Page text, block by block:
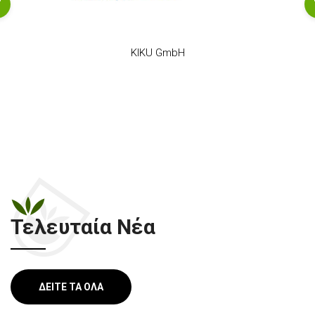
KIKU GmbH
Τελευταία Νέα
ΔΕΊΤΕ ΤΑ ΌΛΑ